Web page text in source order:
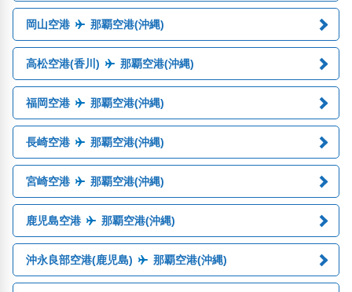
岡山空港 那覇空港(沖縄)
高松空港(香川) 那覇空港(沖縄)
福岡空港 那覇空港(沖縄)
長崎空港 那覇空港(沖縄)
宮崎空港 那覇空港(沖縄)
鹿児島空港 那覇空港(沖縄)
沖永良部空港(鹿児島) 那覇空港(沖縄)